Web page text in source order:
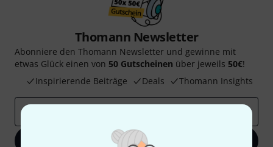
Thomann Newsletter
Abonniere den Thomann Newsletter und gewinne mit
etwas Glück einen von 50 Gutscheinen über jeweils 50€!
Inspirierende Beiträge
Deals Thomann Insights
Jetzt anmelden